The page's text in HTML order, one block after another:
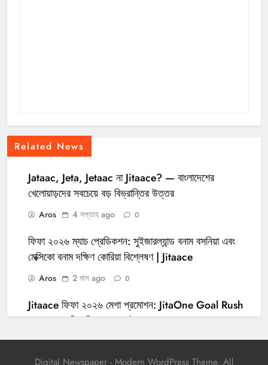
Related News
Jataac, Jeta, Jetaac না Jitaace? — বাংলাদেশের
খেলোয়াড়দের সবচেয়ে বড় বিভ্রান্তির উত্তর
Aros 4 সপ্তাহ ago 0
ফিফা ২০২৬ ম্যাচ প্রেডিকশন: সুইজারল্যান্ড বনাম বসনিয়া এবং
মেক্সিকো বনাম দক্ষিণ কোরিয়া বিশ্লেষণ | Jitaace
Aros 2 মাস ago 0
Jitaace ফিফা ২০২৬ মেগা প্রমোশন: JitaOne Goal Rush
এবং VIP2 ফ্রি স্পিন বোনাস | Jitaapp
Aros 2 মাস ago 0
Digital Newspaper - Modern WordPress Theme. All